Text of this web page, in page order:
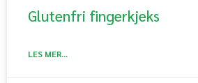
Glutenfri fingerkjeks
LES MER...